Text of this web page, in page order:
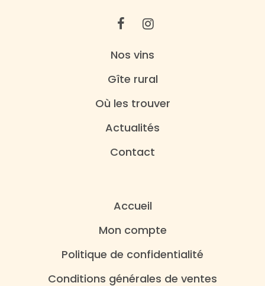
Nos vins
Gîte rural
Où les trouver
Actualités
Contact
Accueil
Mon compte
Politique de confidentialité
Conditions générales de ventes